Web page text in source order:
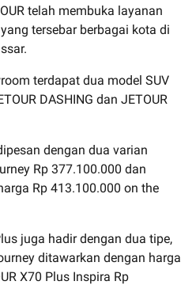
telah membuka layanan
tersebar berbagai kota di
terdapat dua model SUV
DASHING dan JETOUR
dengan dua varian
Rp 377.100.000 dan
Rp 413.100.000 on the
juga hadir dengan dua tipe,
ditawarkan dengan harga
X70 Plus Inspira Rp